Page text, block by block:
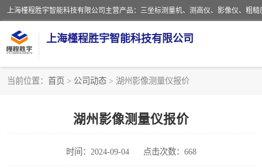
上海槿程胜宇智能科技有限公司
当前位置： 首页 > 公司动态 > 湖州影像测量仪报价
湖州影像测量仪报价
时间：2024-09-04 点击次数：668
三坐标测量仪